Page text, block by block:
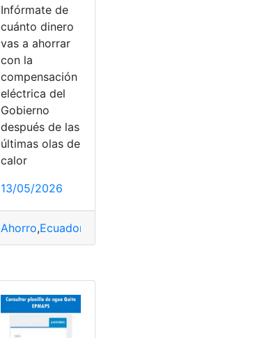
,factura,factura de la luz
Infórmate de
cuánto dinero
vas a ahorrar
con la
compensación
eléctrica del
Gobierno
después de las
últimas olas de
calor
13/05/2026
Ahorro,Ecuador